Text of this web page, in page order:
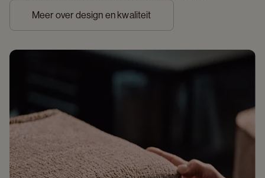
Meer over design en kwaliteit